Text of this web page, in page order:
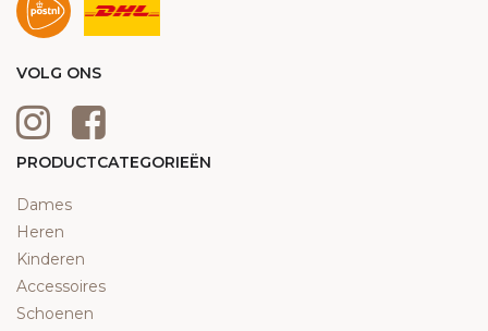
VOLG ONS
PRODUCTCATEGORIEËN
Dames
Heren
Kinderen
Accessoires
Schoenen